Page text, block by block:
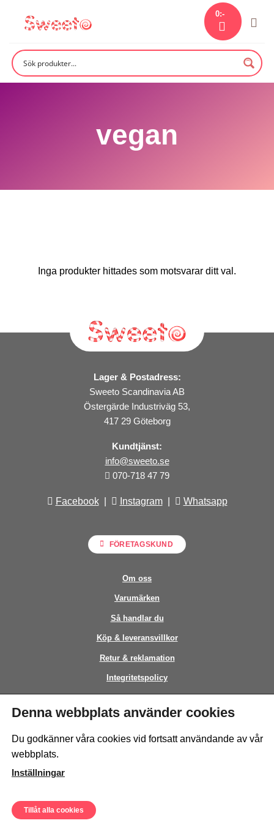
0:-
vegan
Inga produkter hittades som motsvarar ditt val.
Lager & Postadress:
Sweeto Scandinavia AB
Östergärde Industriväg 53,
417 29 Göteborg
Kundtjänst:
info@sweeto.se
070-718 47 79
Facebook| Instagram| Whatsapp
FÖRETAGSKUND
Om oss
Varumärken
Så handlar du
Köp & leveransvillkor
Retur & reklamation
Integritetspolicy
This site is protected by reCAPTCHA and the GooglePrivacy Policyand
© Sweeto Scandinavia AB - All rights reserved.
Denna webbplats använder cookies
Du godkänner våra cookies vid fortsatt användande av vår
webbplats.
Inställningar
Tillåt alla cookies